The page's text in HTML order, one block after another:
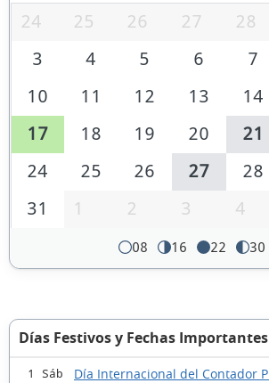
24 25 26 27 28
3
4 5 6 7
10
11 12 13 14
17
18 19 20 21
24
25 26 27 28
31
1 2 3 4
08 16 22 30
Días Festivos y Fechas
1 Sáb Día Internacional del Contador